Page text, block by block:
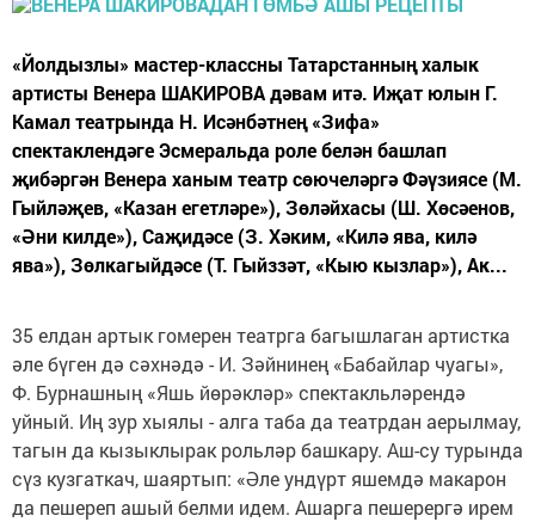
«Йолдызлы» мастер-классны Татарстанның халык
артисты Венера ШАКИРОВА дәвам итә. Иҗат юлын Г.
Камал театрында Н. Исәнбәтнең «Зифа»
спектаклендәге Эсмеральда роле белән башлап
җибәргән Венера ханым театр сөючеләргә Фәүзиясе (М.
Гыйләҗев, «Казан егетләре»), Зөләйхасы (Ш. Хөсәенов,
«Әни килде»), Саҗидәсе (З. Хәким, «Килә ява, килә
ява»), Зөлкагыйдәсе (Т. Гыйззәт, «Кыю кызлар»), Ак...
35 елдан артык гомерен театрга багышлаган артистка
әле бүген дә сәхнәдә - И. Зәйнинең «Бабайлар чуагы»,
Ф. Бурнашның «Яшь йөрәкләр» спектакльләрендә
уйный. Иң зур хыялы - алга таба да театрдан аерылмау,
тагын да кызыклырак рольләр башкару. Аш-су турында
сүз кузгаткач, шаяртып: «Әле ундүрт яшемдә макарон
да пешереп ашый белми идем. Ашарга пешерергә ирем